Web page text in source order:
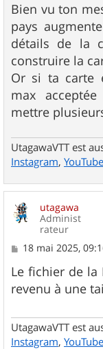
Bien vu ton
pays
détails de la
construire la
Or si ta carte
max
mettre
UtagawaVTT est
Instagram, YouTube
utagawa
Administ
rateur
M
s
s
a
18 mai 2025,
Le fichier de la
revenu à une
UtagawaVTT est
Instagram, YouTube